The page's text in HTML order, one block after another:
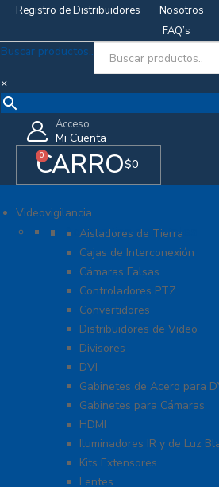
Registro de Distribuidores Nosotros
FAQ’s
Buscar productos..
×
Acceso
Mi Cuenta
$0
0
CARRO
Videovigilancia
Accesorios generales
Aisladores de Tierra
Cajas de Interconexión
Cámaras Falsas
Controladores PTZ
Convertidores
Distribuidores de Video
Divisores
DVI
Gabinetes de Acero para
Gabinetes para Cámaras
HDMI
Iluminadores IR y de Luz
Kits Extensores
Lentes